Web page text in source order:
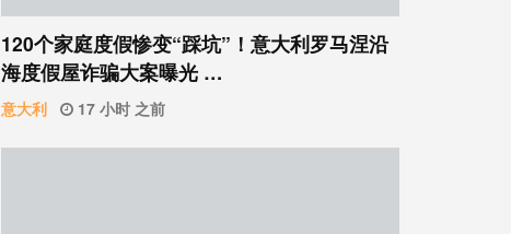
120个家庭度假惨变“踩坑”！意大利罗马涅沿
海度假屋诈骗大案曝光 …
意大利 17 小时 之前